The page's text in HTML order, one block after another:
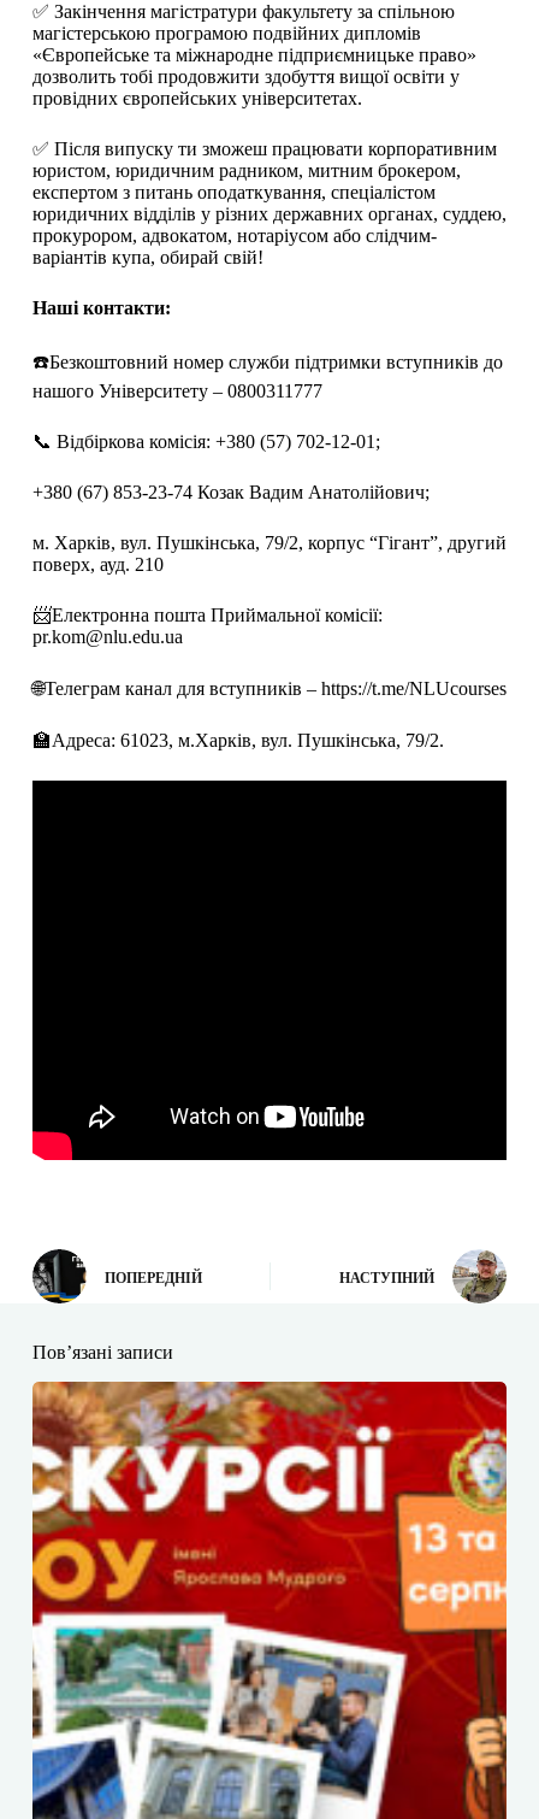
✅ Закінчення магістратури факультету за спільною
магістерською програмою подвійних дипломів
«Європейське та міжнародне підприємницьке право»
дозволить тобі продовжити здобуття вищої освіти у
провідних європейських університетах.
✅ Після випуску ти зможеш працювати корпоративним
юристом, юридичним радником, митним брокером,
експертом з питань оподаткування, спеціалістом
юридичних відділів у різних державних органах, суддею,
прокурором, адвокатом, нотаріусом або слідчим-
варіантів купа, обирай свій!
Наші контакти:
☎️Безкоштовний номер служби підтримки вступників до
нашого Університету – 0800311777
📞 Відбіркова комісія: +380 (57) 702-12-01;
+380 (67) 853-23-74 Козак Вадим Анатолійович;
м. Харків, вул. Пушкінська, 79/2, корпус “Гігант”, другий
поверх, ауд. 210
📨Електронна пошта Приймальної комісії:
pr.kom@nlu.edu.ua
🌐Телеграм канал для вступників – https://t.me/NLUcourses
🏫Адреса: 61023, м.Харків, вул. Пушкінська, 79/2.
ПОПЕРЕДНІЙ НАСТУПНИЙ
Пов’язані записи